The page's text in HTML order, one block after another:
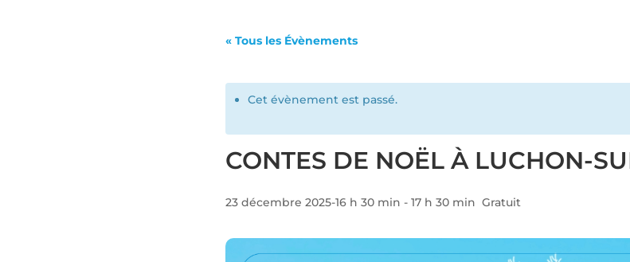
« Tous les Évènements
Cet évènement est passé.
CONTES DE NOËL À LUCHON-
23 décembre 2025-16 h 30 min -17 h 30 min Gratuit